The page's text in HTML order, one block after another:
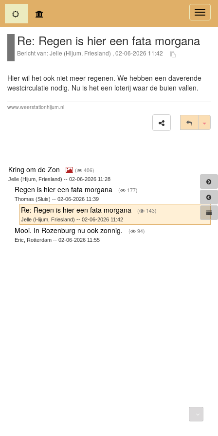
(current)
Re: Regen is hier een fata morgana
Bericht van: Jelle (Hijum, Friesland) , 02-06-2026 11:42
Hier wil het ook niet meer regenen. We hebben een daverende
westcirculatie nodig. Nu is het een loterij waar de buien vallen.
www.weerstationhijum.nl
Kring om de Zon ( 406)
Jelle (Hijum, Friesland) -- 02-06-2026 11:28
Regen is hier een fata morgana ( 177)
Thomas (Sluis) -- 02-06-2026 11:39
Re: Regen is hier een fata morgana ( 143)
Jelle (Hijum, Friesland) -- 02-06-2026 11:42
Mooi. In Rozenburg nu ook zonnig. ( 94)
Eric, Rotterdam -- 02-06-2026 11:55